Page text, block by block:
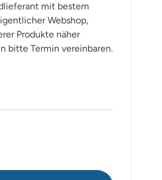
mit bestem
Webshop,
Produkte näher
bitte Termin vereinbaren.